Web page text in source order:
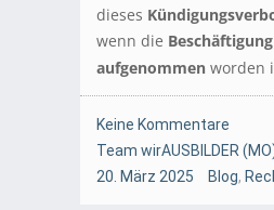
dieses
wenn die
aufgenommen worden
Keine Kommentare
Team wirAUSBILDER
20. März 2025
Blog,